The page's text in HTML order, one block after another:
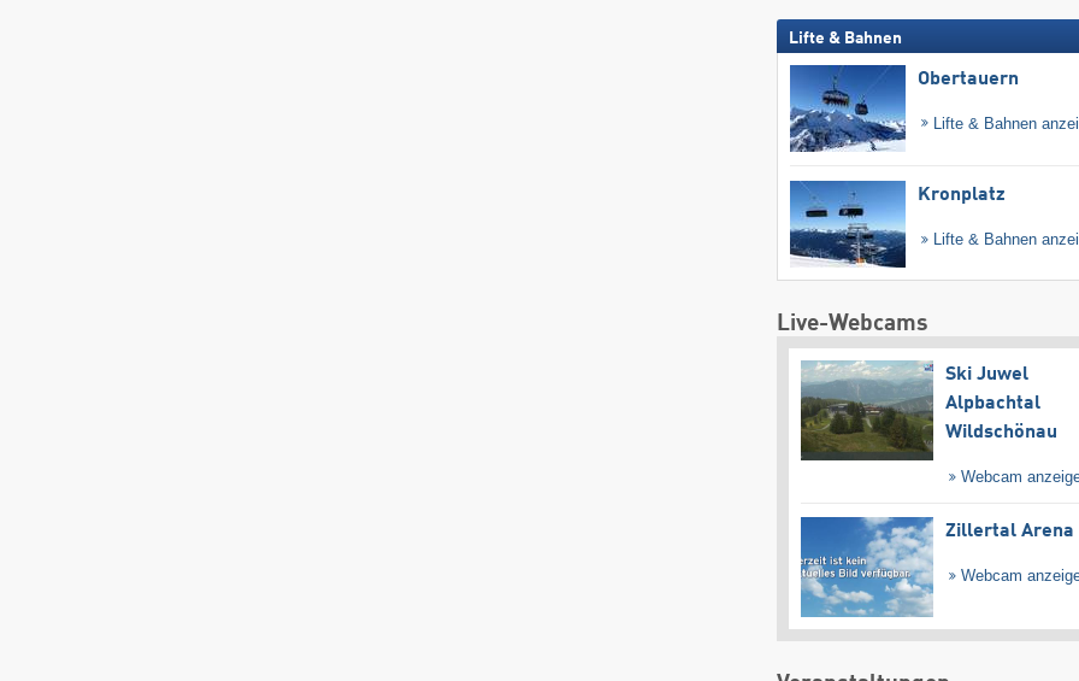
Lifte & Bahnen
Obertauern
Lifte & Bahnen
Kronplatz
Lifte & Bahnen
Live-Webcams
Ski Juwel
Alpbachtal
Wildschönau
Webcam
Zillertal Arena
Webcam